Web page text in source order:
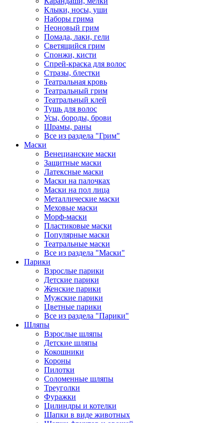
Клыки, носы, уши
Наборы грима
Неоновый грим
Помада, лаки, гели
Светящийся грим
Спонжи, кисти
Спрей-краска для волос
Стразы, блестки
Театральная кровь
Театральный грим
Театральный клей
Тушь для волос
Усы, бороды, брови
Шрамы, раны
Все из раздела "Грим"
Маски
Венецианские маски
Защитные маски
Латексные маски
Маски на палочках
Маски на пол лица
Металлические маски
Меховые маски
Морф-маски
Пластиковые маски
Популярные маски
Театральные маски
Все из раздела "Маски"
Парики
Взрослые парики
Детские парики
Женские парики
Мужские парики
Цветные парики
Все из раздела "Парики"
Шляпы
Взрослые шляпы
Детские шляпы
Кокошники
Короны
Пилотки
Соломенные шляпы
Треуголки
Фуражки
Цилиндры и котелки
Шапки в виде животных